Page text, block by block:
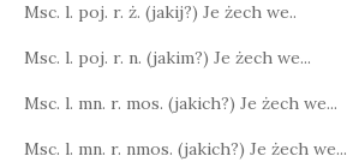
Msc. l. poj. r. ż. (jakij?) Je żech we..
Msc. l. poj. r. n. (jakim?) Je żech we...
Msc. l. mn. r. mos. (jakich?) Je żech we...
Msc. l. mn. r. nmos. (jakich?) Je żech we...